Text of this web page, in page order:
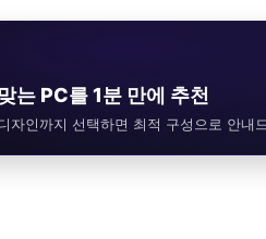
는 PC를 1분 만에 추천
자인까지 선택하면 최적 구성으로 안내